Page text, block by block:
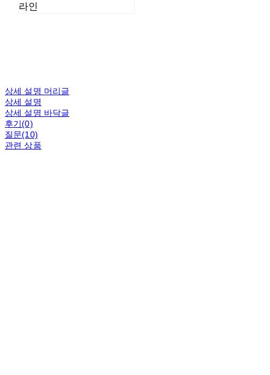
라인
상세 설명 머리글
상세 설명
상세 설명 바닥글
후기(0)
질문(10)
관련 상품